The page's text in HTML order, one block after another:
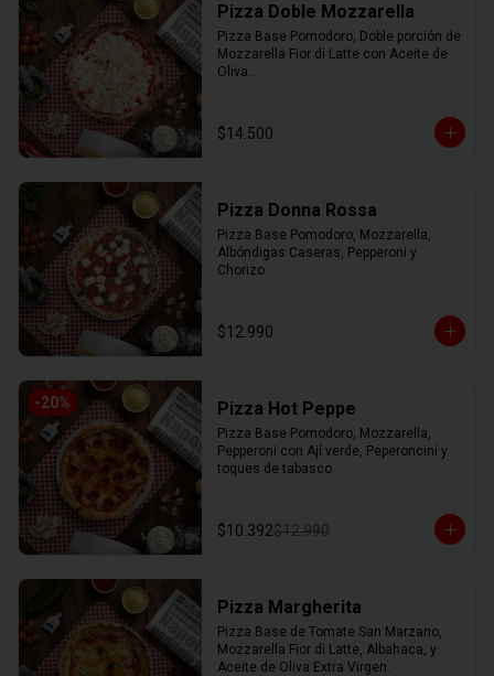
Pizza Doble Mozzarella
Pizza Base Pomodoro, Doble porción de
Mozzarella Fior di Latte con Aceite de
Oliva..
$14.500
Pizza Donna Rossa
Pizza Base Pomodoro, Mozzarella,
Albóndigas Caseras, Pepperoni y
Chorizo.
$12.990
-20% Pizza Hot Peppe
Pizza Base Pomodoro, Mozzarella,
Pepperoni con Ají verde, Peperoncini y
toques de tabasco
$10.392$12.990
Pizza Margherita
Pizza Base de Tomate San Marzano,
Mozzarella Fior di Latte, Albahaca, y
Aceite de Oliva Extra Virgen.